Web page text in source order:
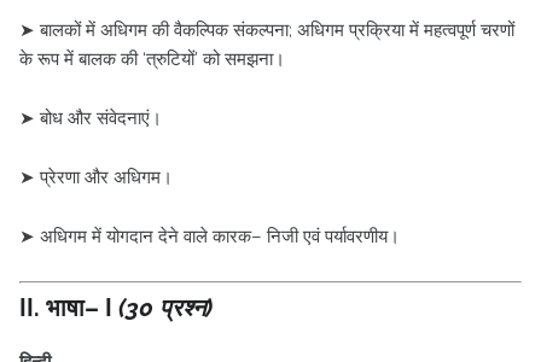
➤ बालकों में अधिगम की वैकल्पिक संकल्पना; अधिगम प्रक्रिया में महत्वपूर्ण चरणों
के रूप में बालक की ‘त्रुटियों’ को समझना।
➤ बोध और संवेदनाएं।
➤ प्रेरणा और अधिगम।
➤ अधिगम में योगदान देने वाले कारक– निजी एवं पर्यावरणीय।
II. भाषा– I (30 प्रश्न)